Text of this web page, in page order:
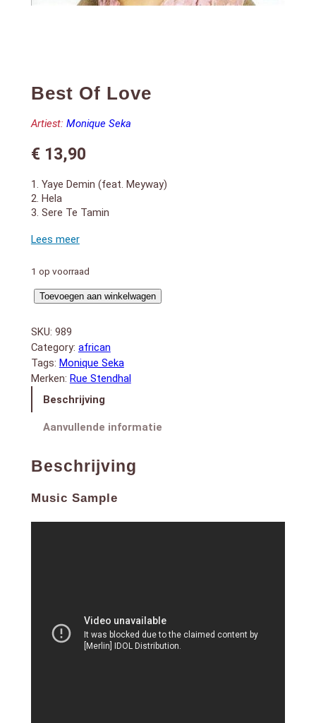
Best Of Love
Artiest: Monique Seka
€13,90
1. Yaye Demin (feat. Meyway)
2. Hela
3. Sere Te Tamin
5. Senga
7. Demi Deimi
9. Nayomiso
11. Chilen Koe
12. Baya Somibe
13. Assie Wonsson
14. Lost Story (feat. Kool Bass)
1 op voorraad
Best
Love
aantal
Toevoegen aan winkelwagen
SKU: 989
Category: african
Tags: Monique Seka
Merken: Rue Stendhal
Beschrijving
Aanvullende informatie
Beschrijving
Music Sample